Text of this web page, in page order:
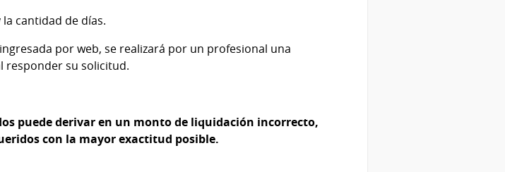
cantidad de días.
por web, se realizará por un profesional una
responder su solicitud.
puede derivar en un monto de liquidación incorrecto,
con la mayor exactitud posible.